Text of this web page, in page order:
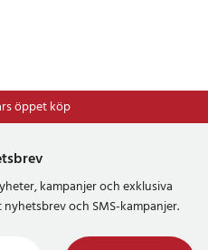
öppet köp
49kr *
kampanjer och exklusiva
och SMS-kampanjer.